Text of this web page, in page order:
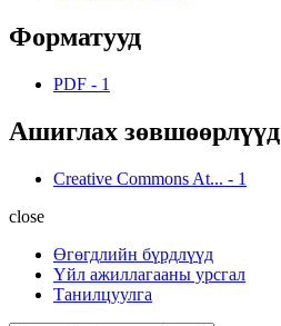
Форматууд
PDF - 1
Ашиглах зөвшөөрлүүд
Creative Commons At... - 1
close
Өгөгдлийн бүрдлүүд
Үйл ажиллагааны урсгал
Танилцуулга